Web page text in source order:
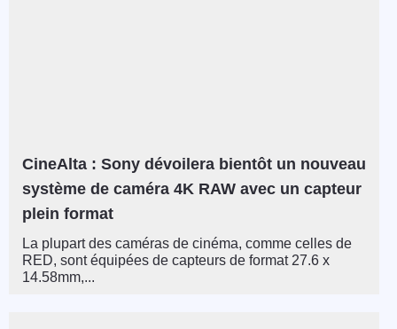
CineAlta : Sony dévoilera bientôt un nouveau
système de caméra 4K RAW avec un capteur
plein format
La plupart des caméras de cinéma, comme celles de
RED, sont équipées de capteurs de format 27.6 x
14.58mm,...